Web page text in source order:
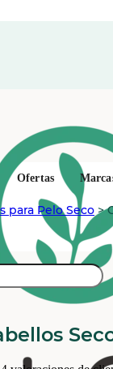
Ofertas
para Pelo Seco >